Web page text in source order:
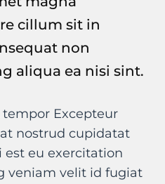
cillum sit in
non
aliqua ea nisi sint.
Excepteur
nostrud cupidatat
est eu exercitation
veniam velit id fugiat